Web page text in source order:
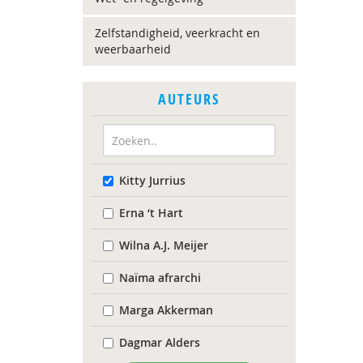
Zelfstandigheid, veerkracht en
weerbaarheid
AUTEURS
Kitty Jurrius
Erna ‘t Hart
Wilna A.J. Meijer
Naïma afrarchi
Marga Akkerman
Dagmar Alders